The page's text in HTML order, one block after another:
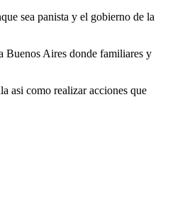
sea panista y el gobierno de la
Buenos Aires donde familiares y
asi como realizar acciones que